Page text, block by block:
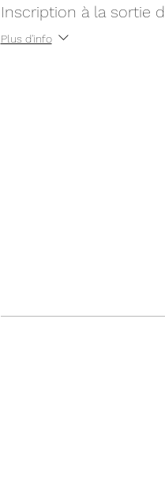
Inscription à la sortie
Plus d'info